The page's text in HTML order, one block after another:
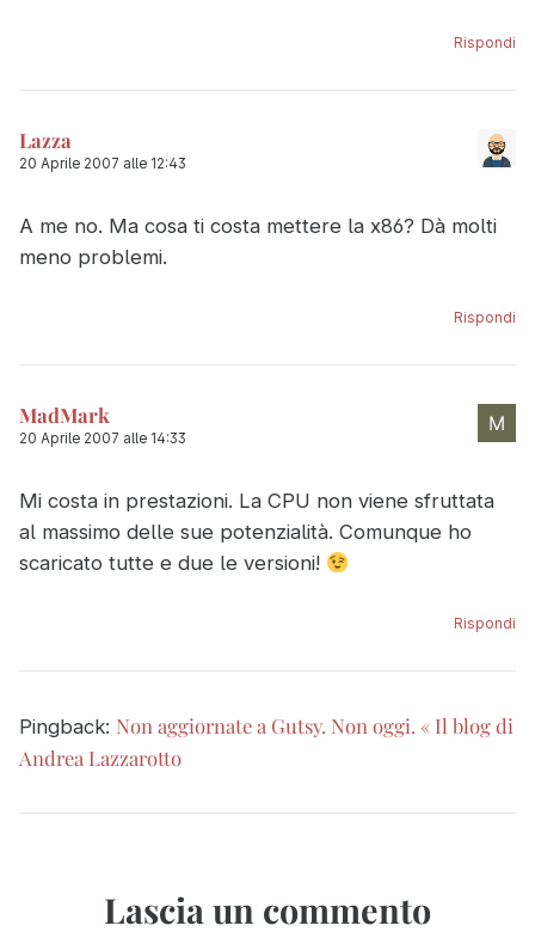
Rispondi
Lazza
20 Aprile 2007 alle 12:43
A me no. Ma cosa ti costa mettere la x86? Dà molti
meno problemi.
Rispondi
MadMark
20 Aprile 2007 alle 14:33
Mi costa in prestazioni. La CPU non viene sfruttata
al massimo delle sue potenzialità. Comunque ho
scaricato tutte e due le versioni!
Rispondi
Pingback: Non aggiornate a Gutsy. Non oggi. « Il blog di
Andrea Lazzarotto
Lascia un commento